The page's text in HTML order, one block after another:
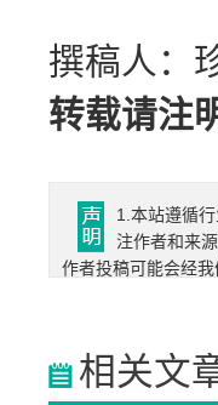
撰稿人：
转载请注
1.本站遵循
注作者和来
作者投稿可能会经我
相关文